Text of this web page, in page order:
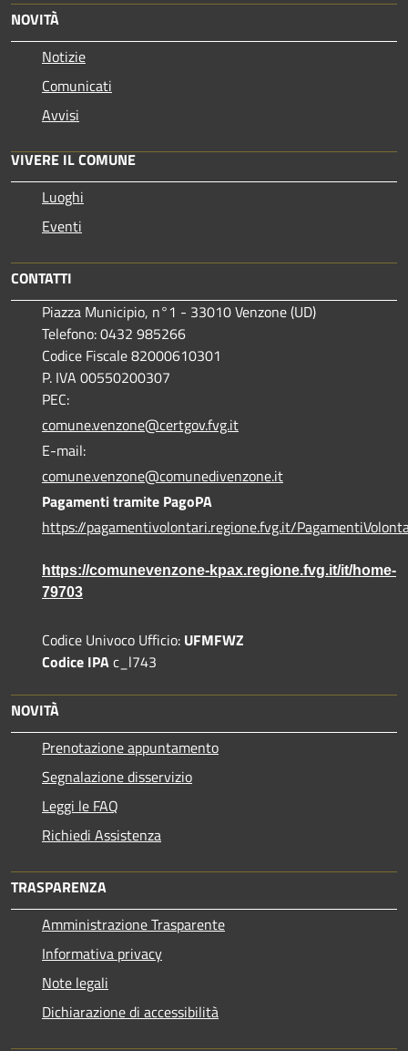
NOVITÀ
Notizie
Comunicati
Avvisi
VIVERE IL COMUNE
Luoghi
Eventi
CONTATTI
Piazza Municipio, n°1 - 33010 Venzone (UD)
Telefono: 0432 985266
Codice Fiscale 82000610301
P. IVA 00550200307
PEC:
comune.venzone@certgov.fvg.it
E-mail:
comune.venzone@comunedivenzone.it
Pagamenti tramite PagoPA
https://pagamentivolontari.regione.fvg.it/
https://comunevenzone-kpax.regione.fvg.it/it/home-
79703
Codice Univoco Ufficio: UFMFWZ
Codice IPAc_l743
NOVITÀ
Prenotazione appuntamento
Segnalazione disservizio
Leggi le FAQ
Richiedi Assistenza
TRASPARENZA
Amministrazione Trasparente
Informativa privacy
Note legali
Dichiarazione di accessibilità